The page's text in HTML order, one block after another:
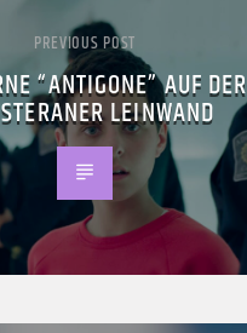
PREVIOUS POST
“ANTIGONE” AUF DER
LEINWAND